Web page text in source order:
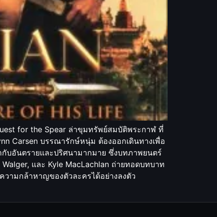
for the Spear ล่าขุมทรัพย์สมบัติพระกาฬ ที่
Carsen บรรณารักษ์หนุ่ม ต้องออกเดินทางเพื่อ
บอันตรายและปริศนามากมาย ซึ่งบทภาพยนตร์
และ Kyle MacLachlan ถ่ายทอดบทบาท
วามกล้าหาญของตัวละครได้อย่างลงตัว